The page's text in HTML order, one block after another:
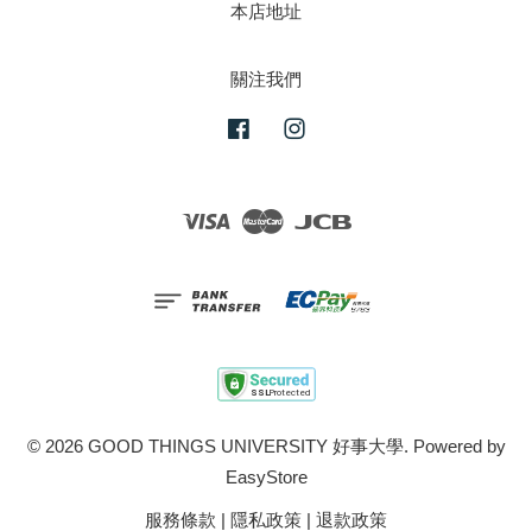
本店地址
關注我們
Facebook
Visa Master
© 2026 GOOD THINGS UNIVERSITY 好事大學. Powered by
EasyStore
服務條款 | 隱私政策 | 退款政策